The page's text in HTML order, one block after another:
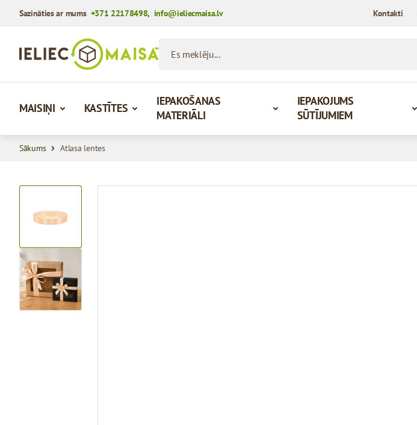
Sazināties ar mums +371 22178498, info@ieliecmaisa.lv Kontakti
MAISIŅI KASTĪTES
IEPAKOŠANAS
MATERIĀLI
IEPAKOJUMS
SŪTĪJUMIEM
Sākums Atlasa lentes